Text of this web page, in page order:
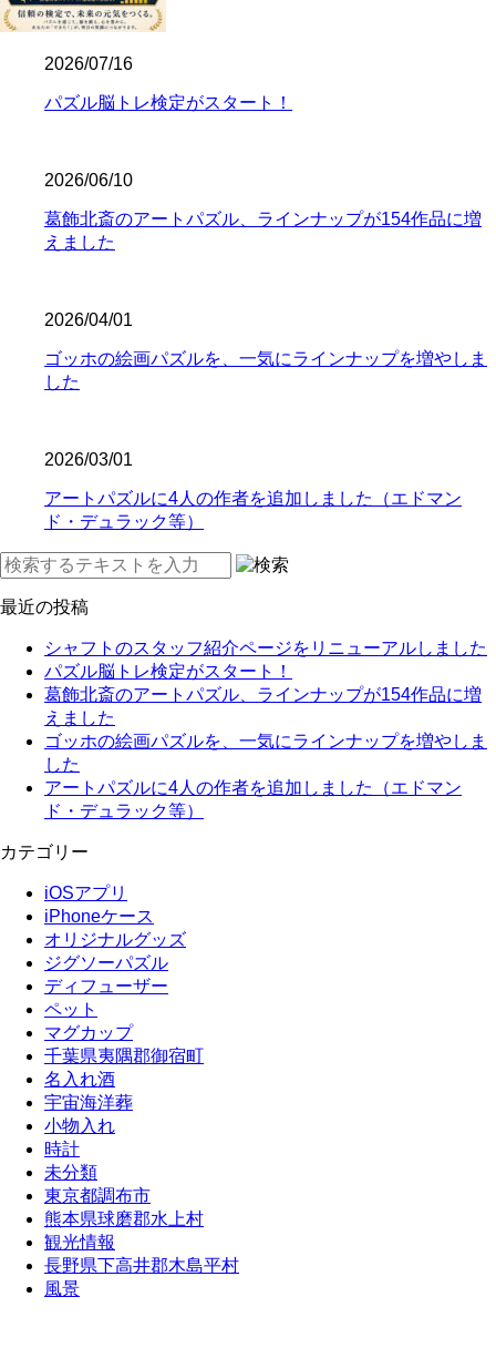
2026/07/16
パズル脳トレ検定がスタート！
2026/06/10
葛飾北斎のアートパズル、ラインナップが154作品に増
えました
2026/04/01
ゴッホの絵画パズルを、一気にラインナップを増やしま
した
2026/03/01
アートパズルに4人の作者を追加しました（エドマン
ド・デュラック等）
最近の投稿
シャフトのスタッフ紹介ページをリニューアルしました
パズル脳トレ検定がスタート！
葛飾北斎のアートパズル、ラインナップが154作品に増
えました
ゴッホの絵画パズルを、一気にラインナップを増やしま
した
アートパズルに4人の作者を追加しました（エドマン
ド・デュラック等）
カテゴリー
iOSアプリ
iPhoneケース
オリジナルグッズ
ジグソーパズル
ディフューザー
ペット
マグカップ
千葉県夷隅郡御宿町
名入れ酒
宇宙海洋葬
小物入れ
時計
未分類
東京都調布市
熊本県球磨郡水上村
観光情報
長野県下高井郡木島平村
風景